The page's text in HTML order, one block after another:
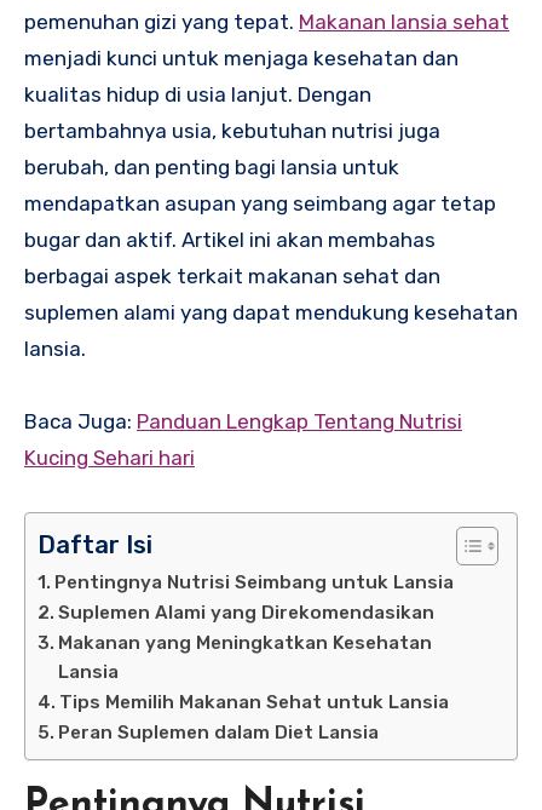
pemenuhan gizi yang tepat. Makanan lansia sehat
menjadi kunci untuk menjaga kesehatan dan
kualitas hidup di usia lanjut. Dengan
bertambahnya usia, kebutuhan nutrisi juga
berubah, dan penting bagi lansia untuk
mendapatkan asupan yang seimbang agar tetap
bugar dan aktif. Artikel ini akan membahas
berbagai aspek terkait makanan sehat dan
suplemen alami yang dapat mendukung kesehatan
lansia.
Baca Juga: Panduan Lengkap Tentang Nutrisi
Kucing Sehari hari
Daftar Isi
Pentingnya Nutrisi Seimbang untuk Lansia
Suplemen Alami yang Direkomendasikan
Makanan yang Meningkatkan Kesehatan
Lansia
Tips Memilih Makanan Sehat untuk Lansia
Peran Suplemen dalam Diet Lansia